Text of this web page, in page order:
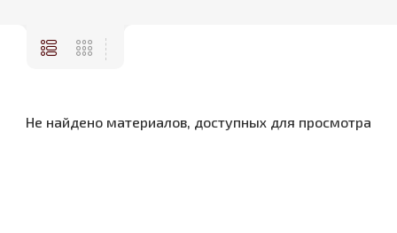
Не найдено материалов, доступных для просмотра